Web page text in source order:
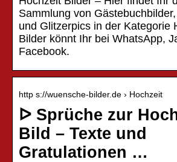
Sammlung von
und Glitzerpics in der Kategorie
Bilder könnt Ihr bei WhatsApp,
Facebook.
http s://wuensche-bilder.de › Hochzeit
ᐅ Sprüche zur
Bild – Texte und
Gratulationen …